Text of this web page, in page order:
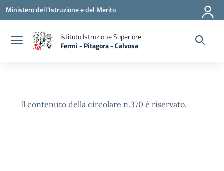
Vai ai contenuti
Vai al menu di navigazione
Vai al footer
Ministero dell'Istruzione e del Merito
Istituto Istruzione Superiore
Fermi - Pitagora - Calvosa
— Visita la pagina iniziale della scuola
Il contenuto della circolare n.370 è riservato.